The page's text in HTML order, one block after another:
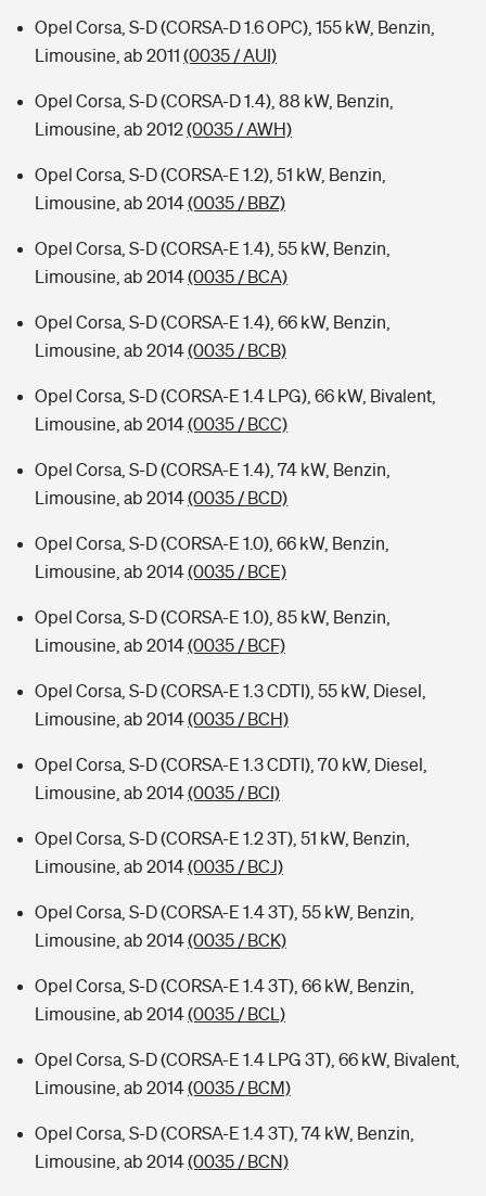
Opel Corsa, S-D (CORSA-D 1.6 OPC), 155 kW, Benzin,
Limousine, ab 2011 (0035 / AUI)
Opel Corsa, S-D (CORSA-D 1.4), 88 kW, Benzin,
Limousine, ab 2012(0035 / AWH)
Opel Corsa, S-D (CORSA-E 1.2), 51 kW, Benzin,
Limousine, ab 2014(0035 / BBZ)
Opel Corsa, S-D (CORSA-E 1.4), 55 kW, Benzin,
Limousine, ab 2014(0035 / BCA)
Opel Corsa, S-D (CORSA-E 1.4), 66 kW, Benzin,
Limousine, ab 2014(0035 / BCB)
Opel Corsa, S-D (CORSA-E 1.4 LPG), 66 kW, Bivalent,
Limousine, ab 2014(0035 / BCC)
Opel Corsa, S-D (CORSA-E 1.4), 74 kW, Benzin,
Limousine, ab 2014(0035 / BCD)
Opel Corsa, S-D (CORSA-E 1.0), 66 kW, Benzin,
Limousine, ab 2014(0035 / BCE)
Opel Corsa, S-D (CORSA-E 1.0), 85 kW, Benzin,
Limousine, ab 2014(0035 / BCF)
Opel Corsa, S-D (CORSA-E 1.3 CDTI), 55 kW, Diesel,
Limousine, ab 2014(0035 / BCH)
Opel Corsa, S-D (CORSA-E 1.3 CDTI), 70 kW, Diesel,
Limousine, ab 2014(0035 / BCI)
Opel Corsa, S-D (CORSA-E 1.2 3T), 51 kW, Benzin,
Limousine, ab 2014(0035 / BCJ)
Opel Corsa, S-D (CORSA-E 1.4 3T), 55 kW, Benzin,
Limousine, ab 2014(0035 / BCK)
Opel Corsa, S-D (CORSA-E 1.4 3T), 66 kW, Benzin,
Limousine, ab 2014(0035 / BCL)
Opel Corsa, S-D (CORSA-E 1.4 LPG 3T), 66 kW, Bivalent,
Limousine, ab 2014(0035 / BCM)
Opel Corsa, S-D (CORSA-E 1.4 3T), 74 kW, Benzin,
Limousine, ab 2014(0035 / BCN)